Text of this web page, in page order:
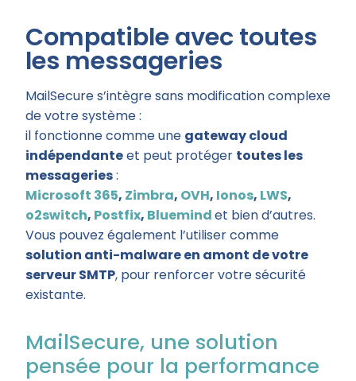
Compatible avec toutes
les messageries
MailSecure s’intègre sans modification complexe
de votre système :
il fonctionne comme une gateway cloud
indépendanteet peut protéger toutes les
messageries:
Microsoft 365, Zimbra, OVH, Ionos, LWS,
o2switch, Postfix, Bluemindet bien d’autres.
Vous pouvez également l’utiliser comme
solution anti-malware en amont de votre
serveur SMTP, pour renforcer votre sécurité
existante.
MailSecure, une solution
pensée pour la performance